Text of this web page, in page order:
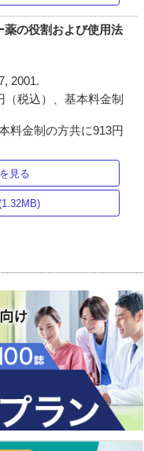
薬の役割および使用法
2001.
税込）、基本料金制
料金制の方共に913円
見る